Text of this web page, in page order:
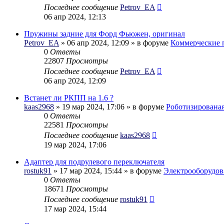
Последнее сообщение Petrov_EA
06 апр 2024, 12:13
Пружины задние для Форд Фьюжен, оригинал
Petrov_EA » 06 апр 2024, 12:09 » в форуме Коммерческие
0 Ответы
22807 Просмотры
Последнее сообщение Petrov_EA
06 апр 2024, 12:09
Встанет ли РКПП на 1.6 ?
kaas2968 » 19 мар 2024, 17:06 » в форуме
0 Ответы
22581 Просмотры
Последнее сообщение kaas2968
19 мар 2024, 17:06
Адаптер для подрулевого переключателя
rostuk91 » 17 мар 2024, 15:44 » в форуме
0 Ответы
18671 Просмотры
Последнее сообщение rostuk91
17 мар 2024, 15:44